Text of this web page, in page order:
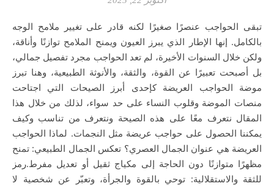
تبقى الحواجب عنصرًا صغيرًا لكنه قادر على تغيير ملامح الوجه
بالكامل. إنها الإطار الذي يبرز العيون ويمنح الملامح توازنًا وأناقة،
ولكن خلال السنوات الأخيرة، لم تعد الحواجب مجرد تفصيل جمالي،
بل أصبحت تعبيرًا عن القوة، والثقة، والأنوثة الطبيعية، وهنا تبرز
موضة الحواجب العريضة كإحدى أبرز الصيحات التي اجتاحت
منصات الموضة وقلوب النساء على حد سواء، لذلك من خلال هذا
المقال نتعرف معًا على هذه الصيحة ونتعرف من تناسب وكيف
يمكننا الحصول على حواجب عريضة مثل النجمات. لماذا الحواجب
العريضة هي عنوان الجمال العصري؟ تعكس الجمال الطبيعي: تمنح
مظهرًا متوازنًا دون الحاجة إلى مكياج ثقيل أو تعديل مفرط.رمز
للثقة والاستقلالية: توحي بالقوة والجرأة، وتعبّر عن شخصية لا